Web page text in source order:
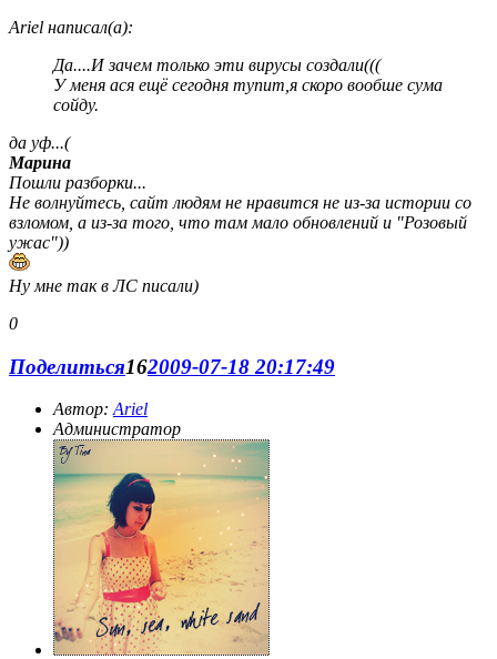
Ariel написал(а):
Да....И зачем только эти вирусы создали(((
У меня ася ещё сегодня тупит,я скоро вообше сума
сойду.
да уф...(
Марина
Пошли разборки...
Не волнуйтесь, сайт людям не нравится не из-за истории со
взломом, а из-за того, что там мало обновлений и "Розовый
ужас"))
Ну мне так в ЛС писали)
0
Поделиться162009-07-18 20:17:49
Автор: Ariel
Администратор